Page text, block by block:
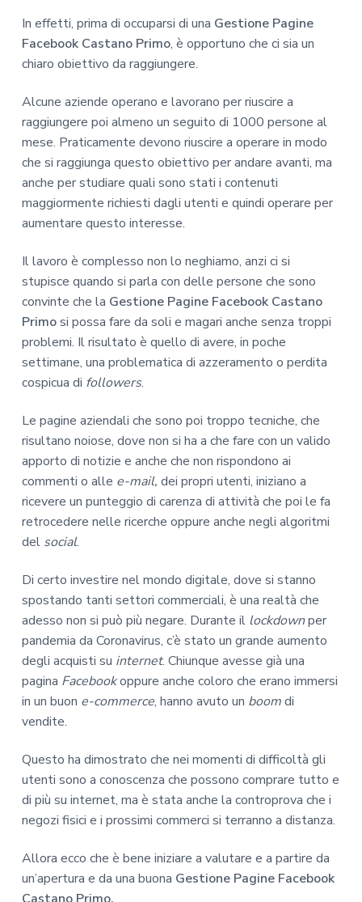
In effetti, prima di occuparsi di una Gestione Pagine
Facebook Castano Primo, è opportuno che ci sia un
chiaro obiettivo da raggiungere.
Alcune aziende operano e lavorano per riuscire a
raggiungere poi almeno un seguito di 1000 persone al
mese. Praticamente devono riuscire a operare in modo
che si raggiunga questo obiettivo per andare avanti, ma
anche per studiare quali sono stati i contenuti
maggiormente richiesti dagli utenti e quindi operare per
aumentare questo interesse.
Il lavoro è complesso non lo neghiamo, anzi ci si
stupisce quando si parla con delle persone che sono
convinte che la Gestione Pagine Facebook Castano
Primosi possa fare da soli e magari anche senza troppi
problemi. Il risultato è quello di avere, in poche
settimane, una problematica di azzeramento o perdita
cospicua di followers.
Le pagine aziendali che sono poi troppo tecniche, che
risultano noiose, dove non si ha a che fare con un valido
apporto di notizie e anche che non rispondono ai
commenti o alle e-mail, dei propri utenti, iniziano a
ricevere un punteggio di carenza di attività che poi le fa
retrocedere nelle ricerche oppure anche negli algoritmi
del social.
Di certo investire nel mondo digitale, dove si stanno
spostando tanti settori commerciali, è una realtà che
adesso non si può più negare. Durante il lockdownper
pandemia da Coronavirus, c’è stato un grande aumento
degli acquisti su internet. Chiunque avesse già una
pagina Facebookoppure anche coloro che erano immersi
in un buon e-commerce, hanno avuto un boomdi
vendite.
Questo ha dimostrato che nei momenti di difficoltà gli
utenti sono a conoscenza che possono comprare tutto e
di più su internet, ma è stata anche la controprova che i
negozi fisici e i prossimi commerci si terranno a distanza.
Allora ecco che è bene iniziare a valutare e a partire da
un’apertura e da una buona Gestione Pagine Facebook